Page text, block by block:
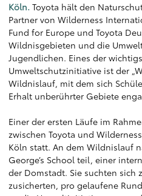
Köln. Toyota hält den
Partner von Wilderness
Fund for Europe und Toyota
Wildnisgebieten und die
Jugendlichen. Eines der
Umweltschutzinitiative ist der
Wildnislauf, mit dem sich
Erhalt unberührter Gebiete
Einer der ersten Läufe im
zwischen Toyota und
Köln statt. An dem Wildnislauf
George’s School teil, einer
der Domstadt. Sie suchten sich
zusicherten, pro gelaufene